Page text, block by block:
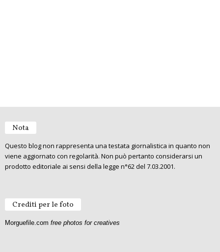
Nota
Questo blog non rappresenta una testata giornalistica in quanto non
viene aggiornato con regolarità. Non può pertanto considerarsi un
prodotto editoriale ai sensi della legge n°62 del 7.03.2001.
Crediti per le foto
Morguefile.com free photos for creatives